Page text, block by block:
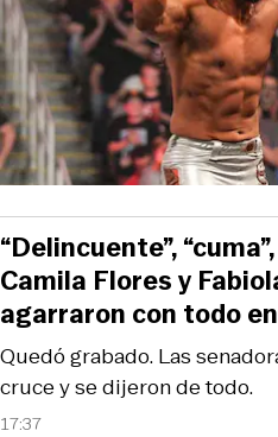
17:37
Quedó grabado. Las
cruce y se dijeron de todo.
“Delincuente”,
Camila Flores y
agarraron con todo